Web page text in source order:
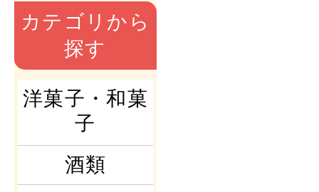
カテゴリから
探す
洋菓子・和菓
子
酒類